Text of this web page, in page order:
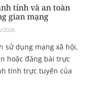
tính và an toàn
gian mạng
2026
sử dụng mạng xã hội,
hoặc đăng bài trực
tính trực tuyến của